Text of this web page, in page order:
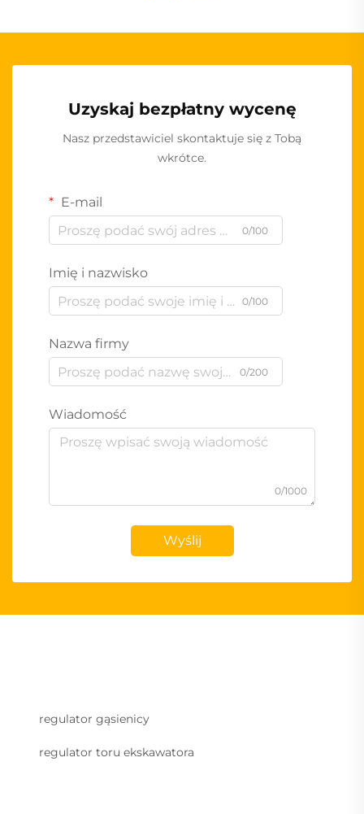
Uzyskaj bezpłatny wycenę
Nasz przedstawiciel skontaktuje się z Tobą
wkrótce.
E-mail
0/100
Imię i nazwisko
0/100
Nazwa firmy
0/200
Wiadomość
0/1000
Wyślij
regulator gąsienicy
regulator toru ekskawatora